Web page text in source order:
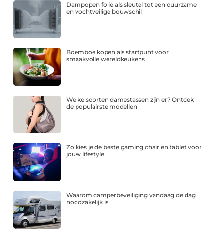
Dampopen folie als sleutel tot een duurzame
en vochtveilige bouwschil
Boemboe kopen als startpunt voor
smaakvolle wereldkeukens
Welke soorten damestassen zijn er? Ontdek
de populairste modellen
Zo kies je de beste gaming chair en tablet voor
jouw lifestyle
Waarom camperbeveiliging vandaag de dag
noodzakelijk is